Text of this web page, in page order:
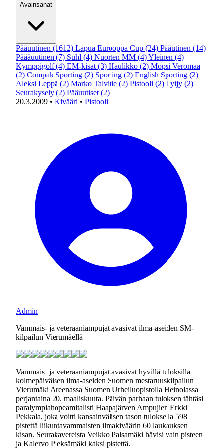
Avainsanat
Pääuutinen (1612) Lapua Eurooppa Cup (24) Pääutinen (14)
Päääuutinen (7) Suhl (4) Nuorten MM (4)Yleinen (4)
Kymppigolf (4) EM-kisat (3) Haulikko (2) Mopsi Veromaa
(2) Compak Sporting (2) Sporting (2) English Sporting (2)
Aleksi Leppä (2) Marko Talvitie (2) Pistooli (2) Lyijy (2)
Seurakysely (2) Pääuutiset (2)
20.3.2009 • Kivääri • Pistooli
Admin
Vammais- ja veteraaniampujat avasivat ilma-aseiden SM-
kilpailun Vierumäellä
Vammais- ja veteraaniampujat avasivat hyvillä tuloksilla
kolmepäiväisen ilma-aseiden Suomen mestaruuskilpailun
Vierumäki Areenassa Suomen Urheiluopistolla Heinolassa
perjantaina 20. maaliskuuta. Päivän parhaan tuloksen tähtäsi
paralympiahopeamitalisti Haapajärven Ampujien Erkki
Pekkala, joka voitti kansainvälisen tason tuloksella 598
pistettä liikuntavammaisten ilmakiväärin 60 laukauksen
kisan. Seurakavereista Veikko Palsamäki hävisi vain pisteen
ja Kalervo Pieksämäki kaksi pistettä.